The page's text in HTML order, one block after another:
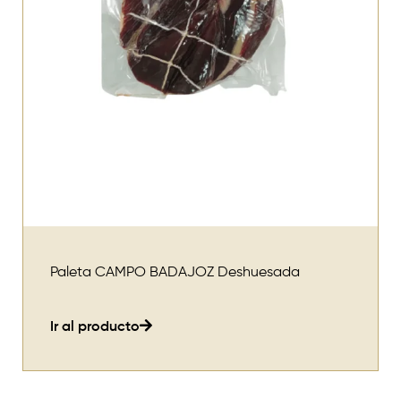
Paleta CAMPO BADAJOZ Deshuesada
Ir al producto